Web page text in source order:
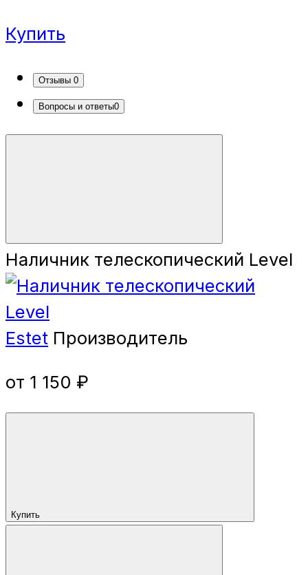
Купить
Отзывы 0
Вопросы и ответы0
Наличник телескопический Level
Estet Производитель
от 1 150 ₽
Купить